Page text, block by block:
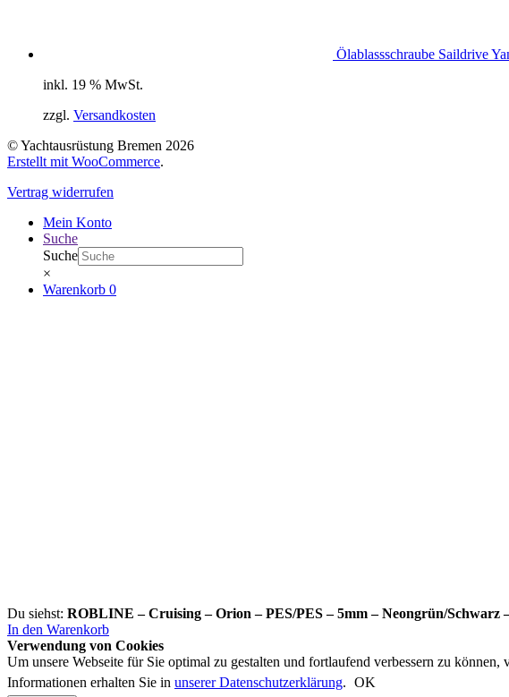
Ölablassschraube Saildrive
inkl. 19 % MwSt.
zzgl. Versandkosten
© Yachtausrüstung Bremen 2026
Erstellt mit WooCommerce.
Vertrag widerrufen
Mein Konto
Suche
Suche
×
Warenkorb 0
Du siehst: ROBLINE – Cruising – Orion – PES/PES – 5mm – Neongrün/Schwarz
In den Warenkorb
Verwendung von Cookies
Um unsere Webseite für Sie optimal zu gestalten und fortlaufend verbessern zu
Informationen erhalten Sie in unserer Datenschutzerklärung. OK